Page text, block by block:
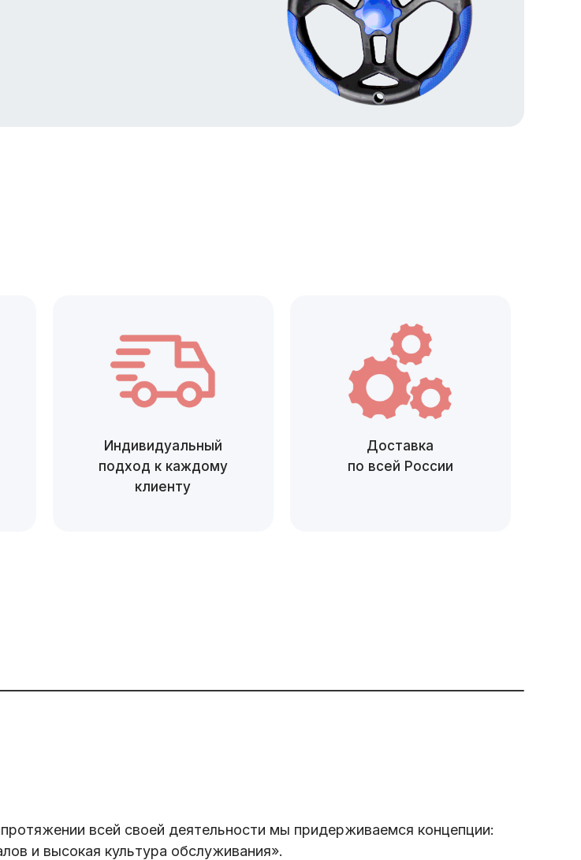
Доставка
по всей России
Индивидуальный
подход к каждому
клиенту
всей своей деятельности мы придерживаемся концепции:
и высокая культура обслуживания».